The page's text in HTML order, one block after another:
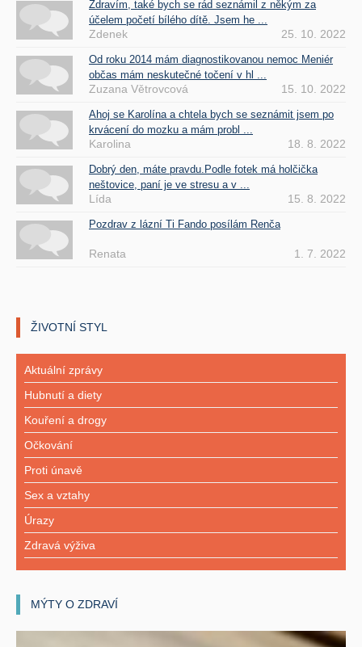
Zdravím, také bych se rád seznámil z někým za
účelem početí bílého dítě. Jsem he ...
Zdenek 25. 10. 2022
Od roku 2014 mám diagnostikovanou nemoc Meniér
občas mám neskutečné točení v hl ...
Zuzana Větrovcová 15. 10. 2022
Ahoj se Karolína a chtela bych se seznámit jsem po
krvácení do mozku a mám probl ...
Karolina 18. 8. 2022
Dobrý den, máte pravdu.Podle fotek má holčička
neštovice, paní je ve stresu a v ...
Lída 15. 8. 2022
Pozdrav z lázní Ti Fando posílám Renča
Renata 1. 7. 2022
ŽIVOTNÍ STYL
Aktuální zprávy
Hubnutí a diety
Kouření a drogy
Očkování
Proti únavě
Sex a vztahy
Úrazy
Zdravá výživa
MÝTY O ZDRAVÍ